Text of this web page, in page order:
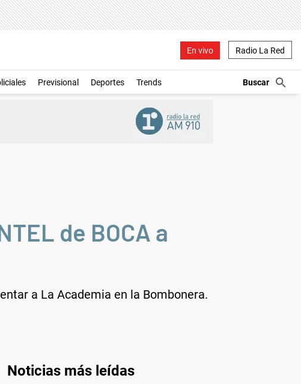
En vivo Radio La Red
Previsional Deportes Trends
de BOCA a
a La Academia en la Bombonera.
Noticias más leídas